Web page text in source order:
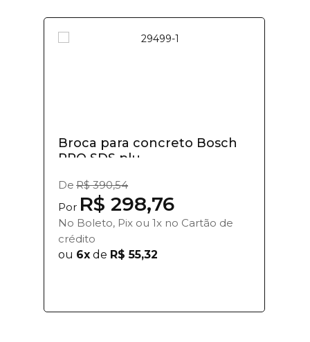
Broca para concreto Bosch
PRO SDS plu...
De R$ 390,54
Por R$ 298,76
No Boleto, Pix ou 1x no Cartão de
crédito
ou 6x de R$ 55,32